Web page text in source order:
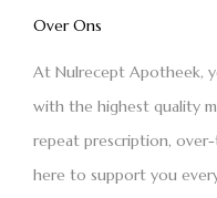
Over Ons
At Nulrecept Apotheek,
with the highest quality
repeat prescription,
here to support you